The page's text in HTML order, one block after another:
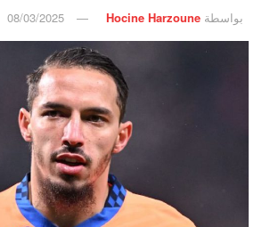
بواسطة Hocine Harzoune
08/03/2025